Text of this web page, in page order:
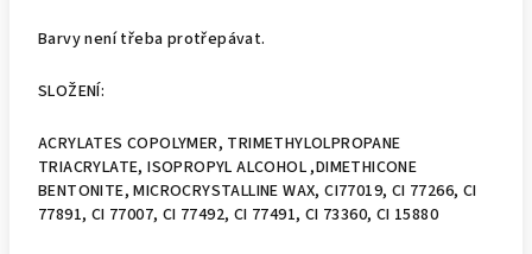
Barvy není třeba protřepávat.
SLOŽENÍ:
ACRYLATES COPOLYMER, TRIMETHYLOLPROPANE
TRIACRYLATE, ISOPROPYL ALCOHOL ,DIMETHICONE
BENTONITE, MICROCRYSTALLINE WAX, CI77019, CI 77266, CI
77891, CI 77007, CI 77492, CI 77491, CI 73360, CI 15880